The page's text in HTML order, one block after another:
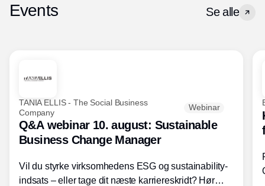
Events Se alle
TANIA ELLIS - The Social Business
Company
Webinar
Q&A webinar 10. august: Sustainable
Business Change Manager
Vil du styrke virksomhedens ESG og sustainability-
indsats – eller tage dit næste karriereskridt? Hør